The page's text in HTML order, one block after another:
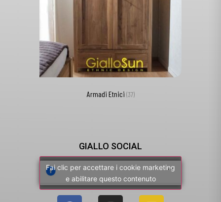
Armadi Etnici (37)
GIALLO SOCIAL
Fai clic per accettare i cookie marketing
e abilitare questo contenuto